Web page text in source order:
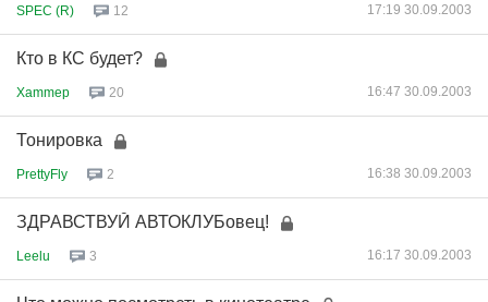
SPEC (R) 12 17:19 30.09.2003
Кто в КС будет?
Xammep 20 16:47 30.09.2003
Тонировка
PrettyFly 2 16:38 30.09.2003
ЗДРАВСТВУЙ АВТОКЛУБовец!
Leelu 3 16:17 30.09.2003